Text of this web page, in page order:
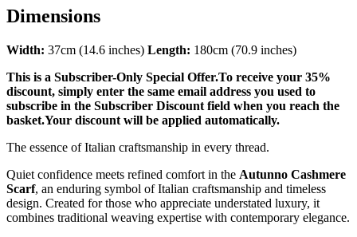
Dimensions
Width: 37cm (14.6 inches) Length: 180cm (70.9 inches)
This is a Subscriber-Only Special Offer.To receive your 35%
discount, simply enter the same email address you used to
subscribe in the Subscriber Discount field when you reach the
basket.Your discount will be applied automatically.
The essence of Italian craftsmanship in every thread.
Quiet confidence meets refined comfort in the Autunno Cashmere
Scarf, an enduring symbol of Italian craftsmanship and timeless
design. Created for those who appreciate understated luxury, it
combines traditional weaving expertise with contemporary elegance.